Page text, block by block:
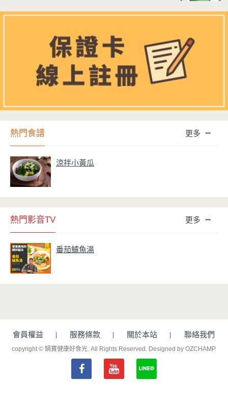
熱門食譜 更多
涼拌小黃瓜
熱門影音TV 更多
番茄鱸魚湯
會員權益 服務條款 關於本站 聯絡我們
copyright © 鍋寶健康好食光. All Rights Reserved. Designed by OZCHAMP.